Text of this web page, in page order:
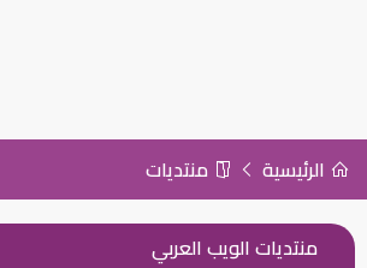
الرئيسية منتديات
منتديات الويب العربي